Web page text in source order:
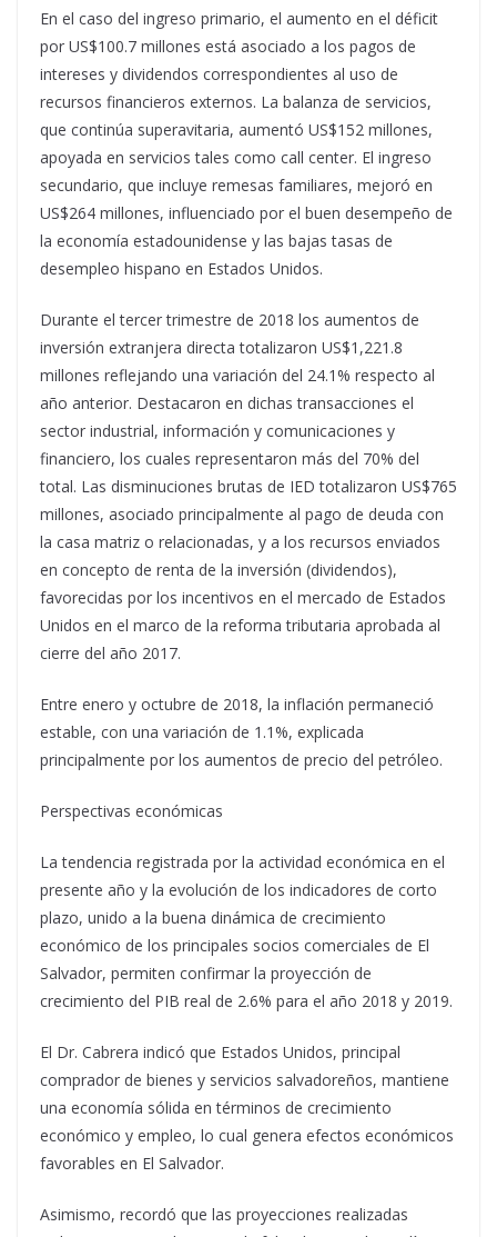
En el caso del ingreso primario, el aumento en el déficit
por US$100.7 millones está asociado a los pagos de
intereses y dividendos correspondientes al uso de
recursos financieros externos. La balanza de servicios,
que continúa superavitaria, aumentó US$152 millones,
apoyada en servicios tales como call center. El ingreso
secundario, que incluye remesas familiares, mejoró en
US$264 millones, influenciado por el buen desempeño de
la economía estadounidense y las bajas tasas de
desempleo hispano en Estados Unidos.
Durante el tercer trimestre de 2018 los aumentos de
inversión extranjera directa totalizaron US$1,221.8
millones reflejando una variación del 24.1% respecto al
año anterior. Destacaron en dichas transacciones el
sector industrial, información y comunicaciones y
financiero, los cuales representaron más del 70% del
total. Las disminuciones brutas de IED totalizaron US$765
millones, asociado principalmente al pago de deuda con
la casa matriz o relacionadas, y a los recursos enviados
en concepto de renta de la inversión (dividendos),
favorecidas por los incentivos en el mercado de Estados
Unidos en el marco de la reforma tributaria aprobada al
cierre del año 2017.
Entre enero y octubre de 2018, la inflación permaneció
estable, con una variación de 1.1%, explicada
principalmente por los aumentos de precio del petróleo.
Perspectivas económicas
La tendencia registrada por la actividad económica en el
presente año y la evolución de los indicadores de corto
plazo, unido a la buena dinámica de crecimiento
económico de los principales socios comerciales de El
Salvador, permiten confirmar la proyección de
crecimiento del PIB real de 2.6% para el año 2018 y 2019.
El Dr. Cabrera indicó que Estados Unidos, principal
comprador de bienes y servicios salvadoreños, mantiene
una economía sólida en términos de crecimiento
económico y empleo, lo cual genera efectos económicos
favorables en El Salvador.
Asimismo, recordó que las proyecciones realizadas